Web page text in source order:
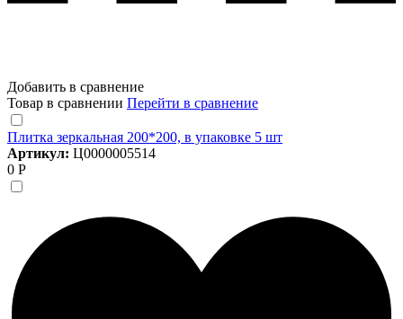
Добавить в сравнение
Товар в сравнении Перейти в сравнение
Плитка зеркальная 200*200, в упаковке 5 шт
Артикул: Ц0000005514
0 Р